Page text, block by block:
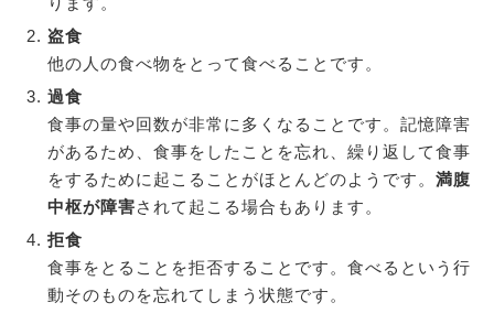
盗食
他の人の食べ物をとって食べることです。
過食
食事の量や回数が非常に多くなることです。記憶障害
があるため、食事をしたことを忘れ、繰り返して食事
をするために起こることがほとんどのようです。 満腹
中枢が障害されて起こる場合もあります。
拒食
食事をとることを拒否することです。食べるという行
動そのものを忘れてしまう状態です。